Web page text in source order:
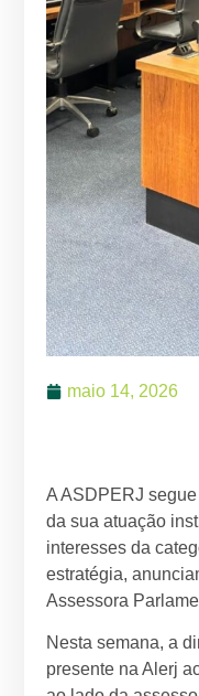
maio 14, 2026
A ASDPERJ
da sua atuação
interesses da
estratégia,
Assessora
Nesta semana, a
presente na Alerj